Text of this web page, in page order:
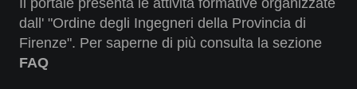
Il portale presenta le attività formative organizzate
dall' "Ordine degli Ingegneri della Provincia di
Firenze". Per saperne di più consulta la sezione
FAQ